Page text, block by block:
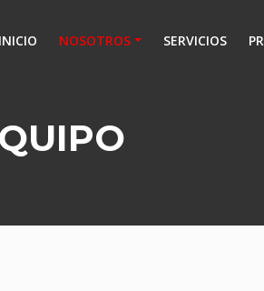
INICIO NOSOTROS SERVICIOS